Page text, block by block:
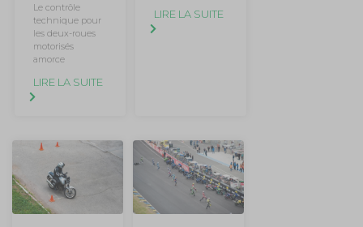
Le contrôle
technique pour
les deux-roues
motorisés
amorce
LIRE LA SUITE
LIRE LA SUITE